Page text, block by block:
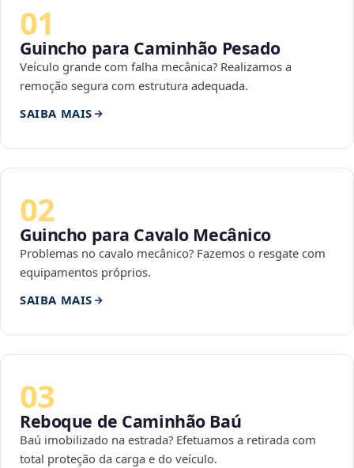
01
Guincho para Caminhão Pesado
Veículo grande com falha mecânica? Realizamos a
remoção segura com estrutura adequada.
SAIBA MAIS
02
Guincho para Cavalo Mecânico
Problemas no cavalo mecânico? Fazemos o resgate com
equipamentos próprios.
SAIBA MAIS
03
Reboque de Caminhão Baú
Baú imobilizado na estrada? Efetuamos a retirada com
total proteção da carga e do veículo.